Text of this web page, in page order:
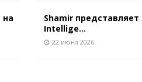
на
Shamir
Intellige...
22 июня 2026